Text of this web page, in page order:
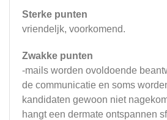
Sterke punten
vriendeljk, voorkomend.
Zwakke punten
-mails worden ovoldoende
de communicatie en soms
kandidaten gewoon niet
hangt een dermate ontspannen